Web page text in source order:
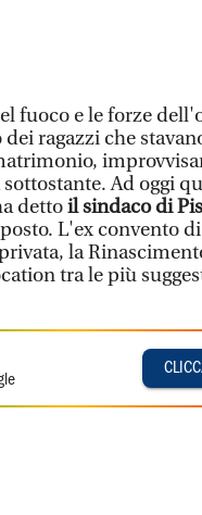
fuoco e le forze
ragazzi che
Ad oggi
dettoil sindaco di
L'ex convento di
la
tra le più